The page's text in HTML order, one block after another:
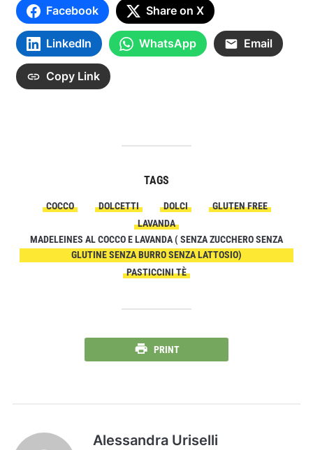
Facebook
Share on X
LinkedIn WhatsApp Email
Copy Link
TAGS
COCCO DOLCETTI DOLCI
GLUTEN FREE
LAVANDA
MADELEINES AL COCCO E LAVANDA ( SENZA ZUCCHERO SENZA
GLUTINE SENZA BURRO SENZA LATTOSIO)
PASTICCINI TÈ
PRINT
Alessandra Uriselli